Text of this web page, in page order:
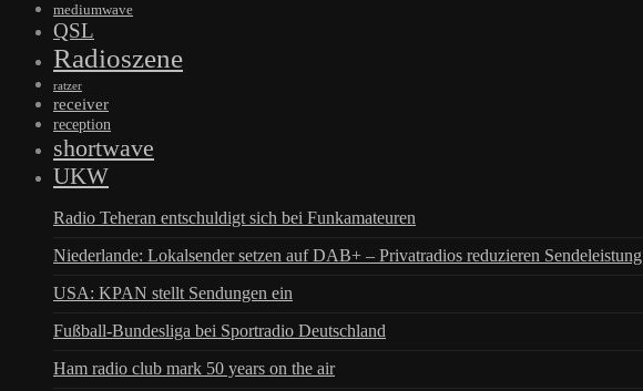
mediumwave
QSL
Radioszene
ratzer
receiver
reception
shortwave
UKW
Radio Teheran entschuldigt sich bei Funkamateuren
Niederlande: Lokalsender setzen auf DAB+ – Privatradios reduzieren Sendeleistung
USA: KPAN stellt Sendungen ein
Fußball-Bundesliga bei Sportradio Deutschland
Ham radio club mark 50 years on the air